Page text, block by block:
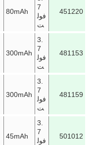
451220
7
فول
ت
80mAh
481153
3.
7
فول
ت
300mAh
481159
3.
7
فول
ت
300mAh
501012
3.
7
فول
45mAh